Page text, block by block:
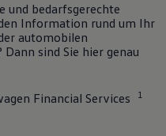
und bedarfsgerechte
Information rund um Ihr
automobilen
sind Sie hier genau
Financial Services 1